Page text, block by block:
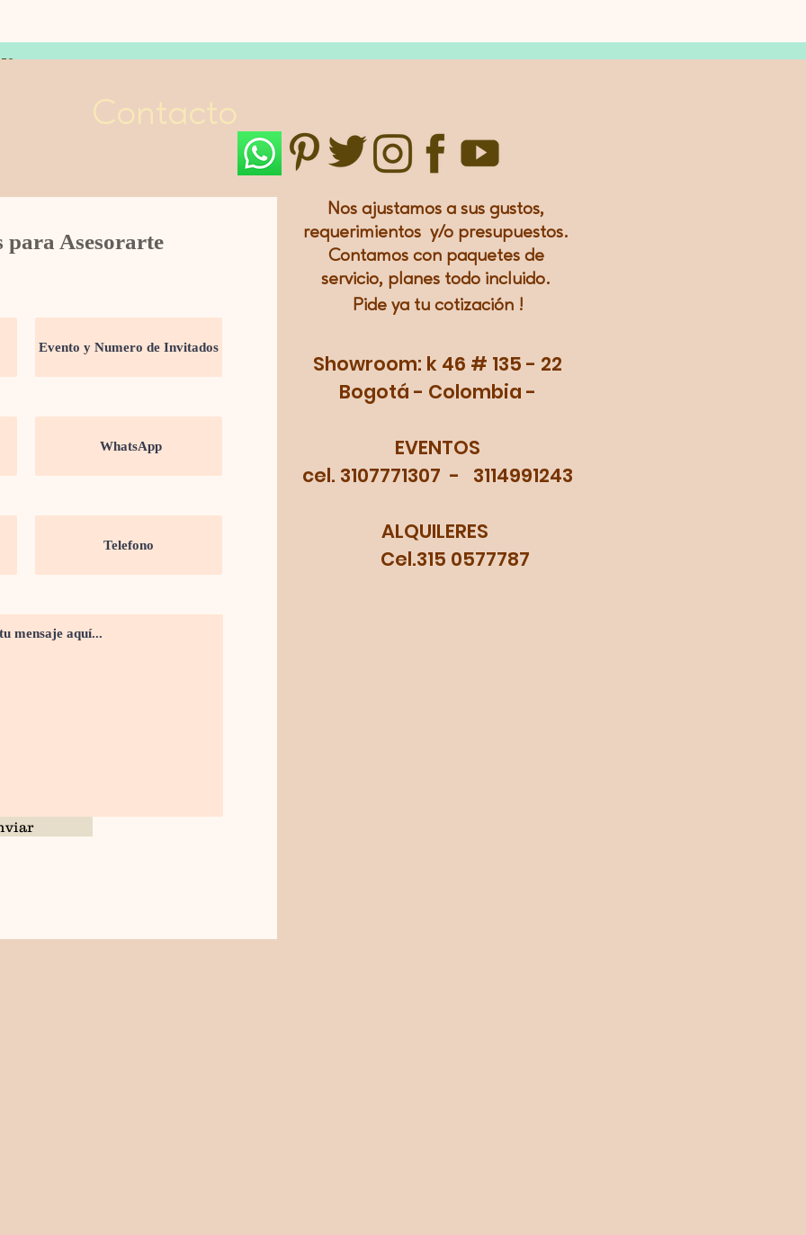
para Asesorarte
Nos ajustamos a sus gustos,
requerimientos y/o presupuestos.
Contamos con paquetes de
servicio, planes todo incluido.
Pide ya tu cotización !
Showroom: k 46 # 135 - 22
Bogotá - Colombia -
EVENTOS
cel. 3107771307 - 3114991243
ALQUILERES
Cel.315 0577787